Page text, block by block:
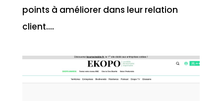
points à améliorer dans leur relation
client....